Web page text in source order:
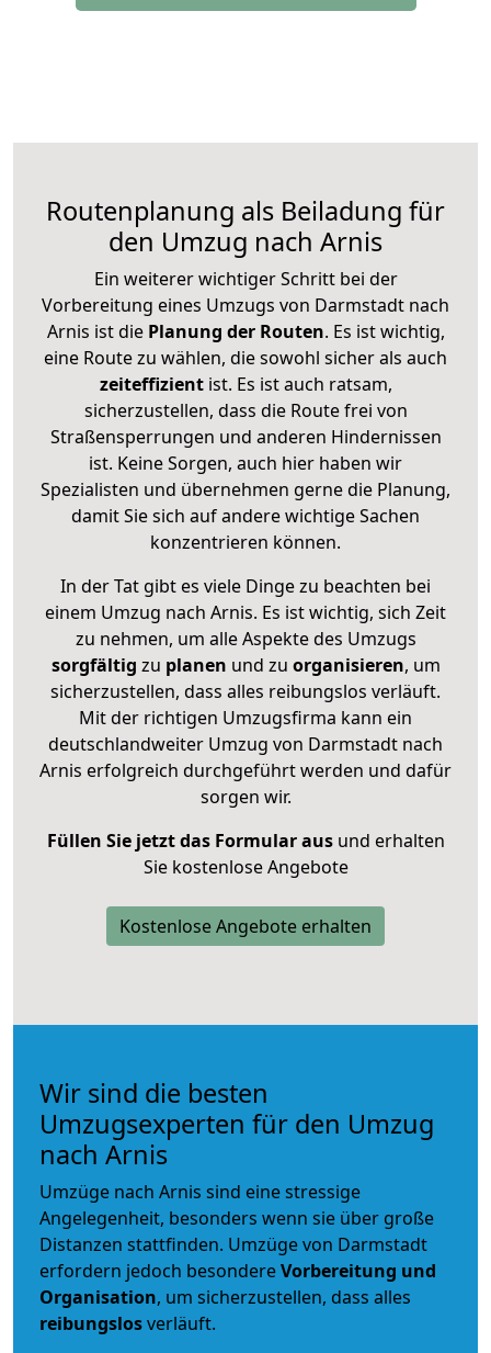
Routenplanung als Beiladung für
den Umzug nach Arnis
Ein weiterer wichtiger Schritt bei der
Vorbereitung eines Umzugs von Darmstadt nach
Arnis ist diePlanung der Routen. Es ist wichtig,
eine Route zu wählen, die sowohl sicher als auch
zeiteffizientist. Es ist auch ratsam,
sicherzustellen, dass die Route frei von
Straßensperrungen und anderen Hindernissen
ist. Keine Sorgen, auch hier haben wir
Spezialisten und übernehmen gerne die Planung,
damit Sie sich auf andere wichtige Sachen
konzentrieren können.
In der Tat gibt es viele Dinge zu beachten bei
einem Umzug nach Arnis. Es ist wichtig, sich Zeit
zu nehmen, um alle Aspekte des Umzugs
sorgfältig zu planen und zu organisieren, um
sicherzustellen, dass alles reibungslos verläuft.
Mit der richtigen Umzugsfirma kann ein
deutschlandweiter Umzug von Darmstadt nach
Arnis erfolgreich durchgeführt werden und dafür
sorgen wir.
Füllen Sie jetzt das Formular ausund erhalten
Sie kostenlose Angebote
Kostenlose Angebote erhalten
Wir sind die besten
Umzugsexperten für den Umzug
nach Arnis
Umzüge nach Arnis sind eine stressige
Angelegenheit, besonders wenn sie über große
Distanzen stattfinden. Umzüge von Darmstadt
erfordern jedoch besondereVorbereitung und
Organisation, um sicherzustellen, dass alles
reibungslosverläuft.